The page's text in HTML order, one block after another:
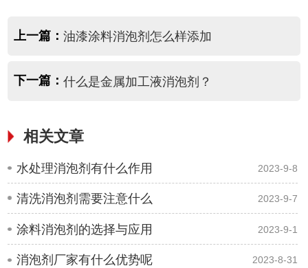
上一篇： 油漆涂料消泡剂怎么样添加
下一篇： 什么是金属加工液消泡剂？
相关文章
水处理消泡剂有什么作用 2023-9-8
清洗消泡剂需要注意什么 2023-9-7
涂料消泡剂的选择与应用 2023-9-1
消泡剂厂家有什么优势呢 2023-8-31